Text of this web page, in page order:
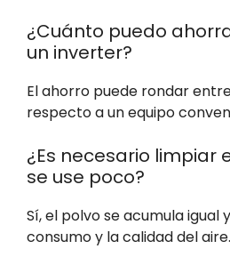
¿Cuánto puedo
un inverter?
El ahorro puede rondar entre
respecto a un equipo
¿Es necesario limpiar
se use poco?
Sí, el polvo se acumula
consumo y la calidad del aire.